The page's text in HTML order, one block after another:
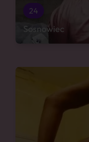
24
Sosnowiec